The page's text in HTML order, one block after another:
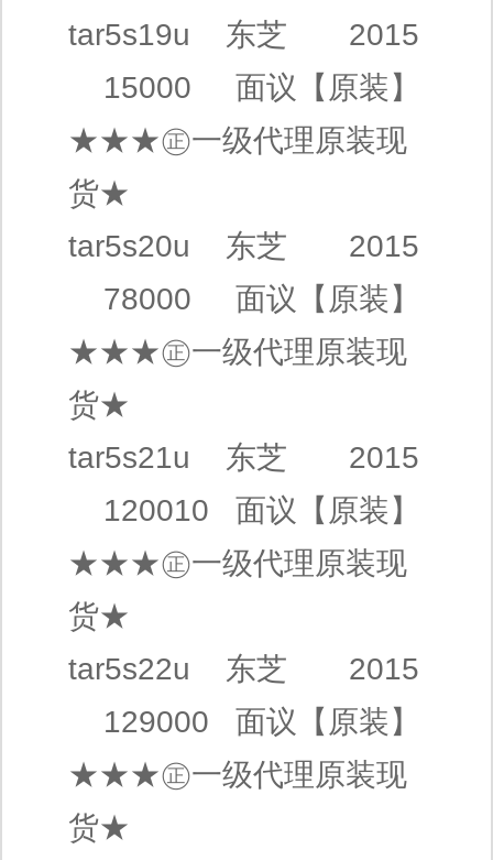
tar5s19u 东芝 2015
15000 面议 【原装】
★★★㊣一级代理原装现
货★
tar5s20u 东芝 2015
78000 面议 【原装】
★★★㊣一级代理原装现
货★
tar5s21u 东芝 2015
120010 面议 【原装】
★★★㊣一级代理原装现
货★
tar5s22u 东芝 2015
129000 面议 【原装】
★★★㊣一级代理原装现
货★